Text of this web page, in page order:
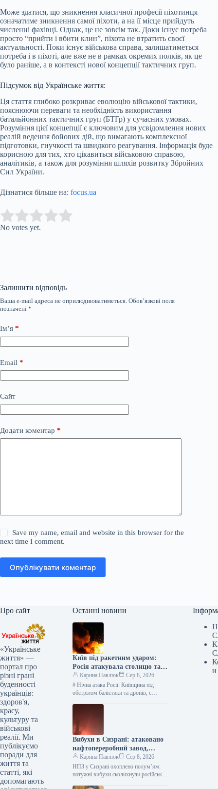
Може здатися, що зникнення класичної професії піхотинця
означатиме зникнення самої піхоти, а на її місце прийдуть
численні фахівці. Однак, це не зовсім так. Доки існує потреба
просто “прийти і вбити клин”, піхота не втратить своєї
актуальності. Поки існує військова справа, залишатиметься
потреба і в піхоті, але вже не в рамках окремих полків, як це
було раніше, а в контексті нової концепції тактичних груп.
Підсумок від Українське життя:
Ця стаття глибоко розкриває еволюцію військової тактики,
пояснюючи переваги та необхідність використання
батальйонних тактичних груп (БТГр) у сучасних умовах.
Розуміння цієї концепції є ключовим для усвідомлення нових
реалій ведення бойових дій, що вимагають комплексної
підготовки, гнучкості та швидкого реагування. Інформація буде
корисною для тих, хто цікавиться військовою справою,
аналітиків, а також для розуміння шляхів розвитку Збройних
Сил України.
Дізнатися більше на: focus.ua
Rate this item:
No votes yet.
Залишити відповідь
Ваша e-mail адреса не оприлюднюватиметься. Обов’язкові поля
позначені *
Ім’я *
Email *
Сайт
Додати коментар *
Save my name, email and website in this browser for the
next time I comment.
Опублікувати коментар
Про сайт
«Українське
життя» —
портал про
різні грані
буденності
українців:
здоров'я,
красу,
культуру та
військові
реалії. Ми
публікуємо
поради для
життя та
статті, які
допомагають
Останні новини
Київ під ракетним ударом:
Росія атакувала столицю та
область, є жертви —
найсвіжіші подробиці
Карина Павлюк
Сер 8, 2026
# Нічна атака Росії: Київщина під
обстрілом балістики та дронів, є
Вибухи в Сизрані: атаковано
нафтопереробний завод,
розпочалася пожежа
Карина Павлюк
Сер 8, 2026
НПЗ у Сизрані охоплено полум’ям:
потужні вибухи сколихнули російське
и